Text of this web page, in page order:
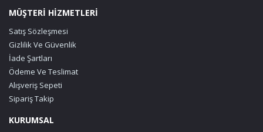
MÜŞTERİ HİZMETLERİ
Satış Sözleşmesi
Gizlilik Ve Güvenlik
İade Şartları
Ödeme Ve Teslimat
Alışveriş Sepeti
Sipariş Takip
KURUMSAL